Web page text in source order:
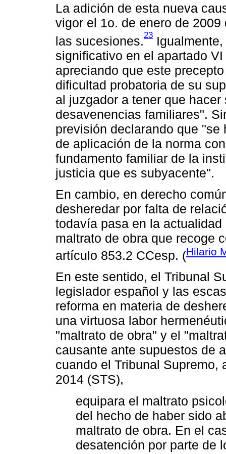
La adición de esta nueva
vigor el 1o. de enero de
las sucesiones.23
significativo en el apartado
apreciando que este
dificultad probatoria de su
al juzgador a tener que
desavenencias familiares".
previsión declarando que
de aplicación de la norma
fundamento familiar de la
justicia que es subyacente".
En cambio, en derecho
desheredar por falta de
todavía pasa en la
maltrato de obra que recoge
artículo 853.2 CCesp. (Hilario
En este sentido, el Tribunal
legislador español y las
reforma en materia de
una virtuosa labor
"maltrato de obra" y el
causante ante supuestos de
cuando el Tribunal Supremo,
2014 (STS),
equipara el maltrato
del hecho de haber sido
maltrato de obra. En el
desatención por parte de